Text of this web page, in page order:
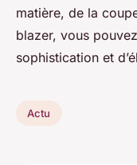
matière, de la
blazer, vous
sophistication et
Actu